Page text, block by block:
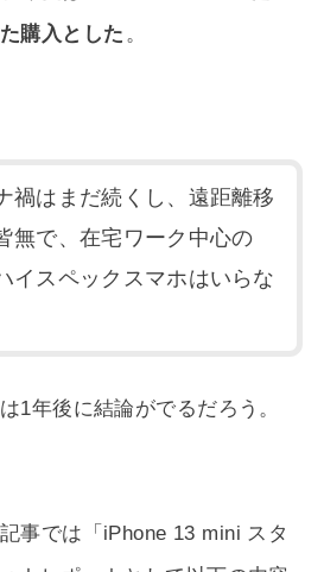
購入とした 。
禍はまだ続くし、遠距離移
無で、在宅ワーク中心の
イスペックスマホはいらな
1年後に結論がでるだろう。
事では「iPhone 13 mini スタ